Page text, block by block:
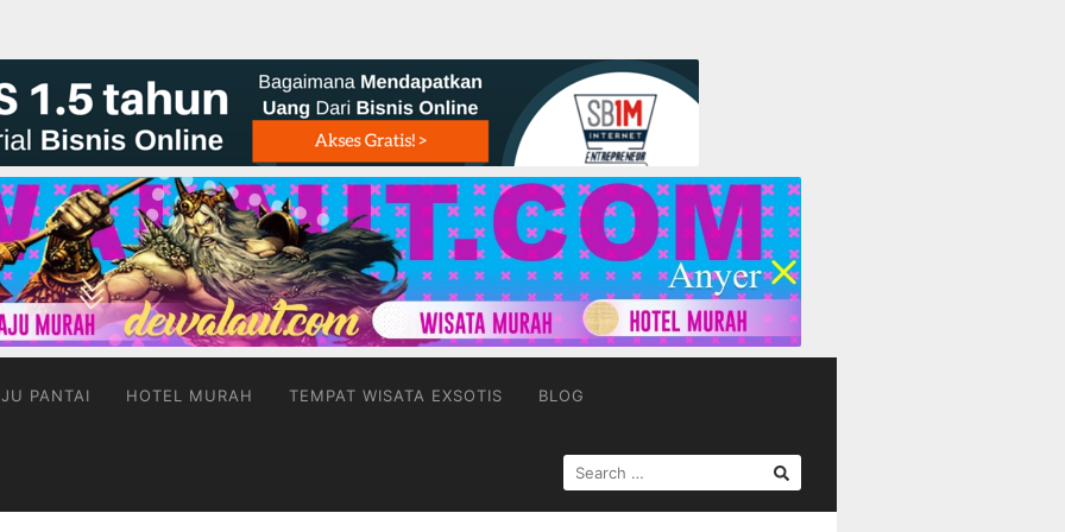
PANTAI HOTEL MURAH TEMPAT WISATA EXSOTIS BLOG
SEARCH
FOR: